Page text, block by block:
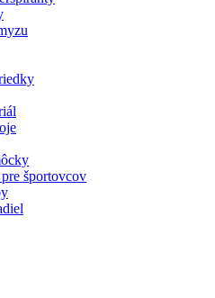
športovcov